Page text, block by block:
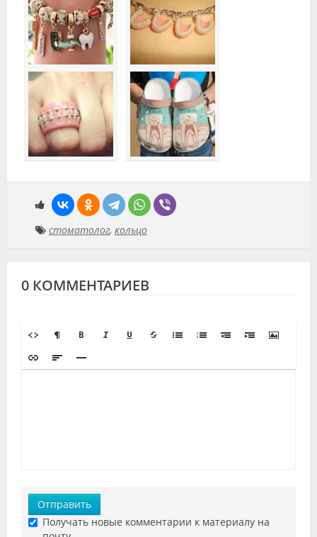
стоматолог, кольцо
0 КОММЕНТАРИЕВ
Отправить
Получать новые комментарии к материалу на